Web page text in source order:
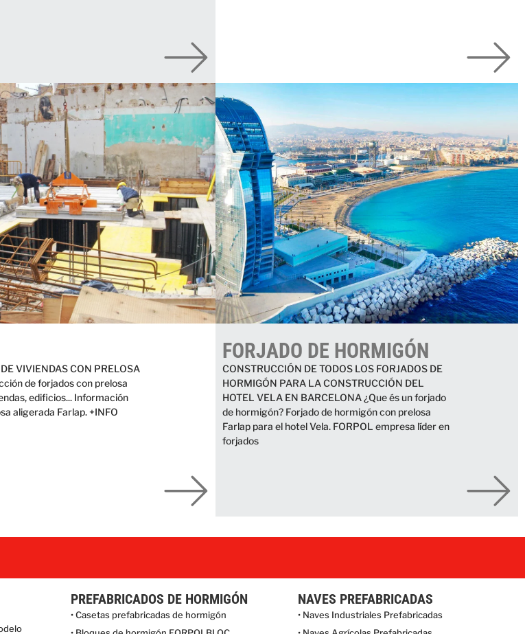
VIVIENDAS CON PRELOSA
de forjados con prelosa
edificios... Información
aligerada Farlap. +INFO
FORJADO DE HORMIGÓN
CONSTRUCCIÓN DE TODOS LOS FORJADOS DE
HORMIGÓN PARA LA CONSTRUCCIÓN DEL
HOTEL VELA EN BARCELONA ¿Que és un forjado
de hormigón? Forjado de hormigón con prelosa
Farlap para el hotel Vela. FORPOL empresa líder en
forjados
PREFABRICADOS DE HORMIGÓN
• Casetas prefabricadas de hormigón
NAVES PREFABRICADAS
• Naves Industriales Prefabricadas